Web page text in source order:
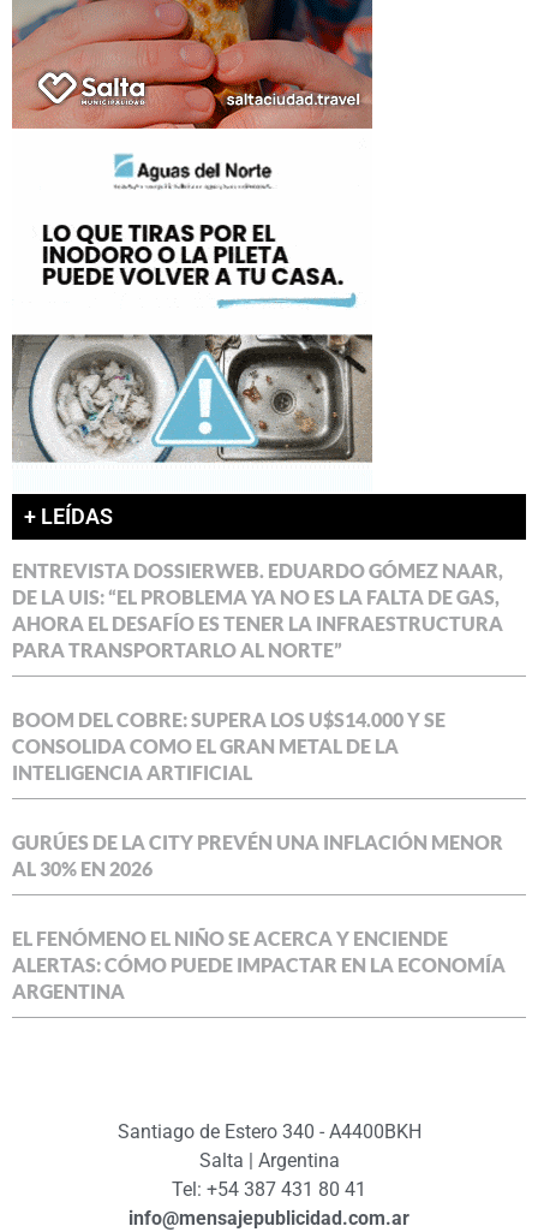
+ LEÍDAS
ENTREVISTA DOSSIERWEB. EDUARDO GÓMEZ NAAR,
DE LA UIS: “EL PROBLEMA YA NO ES LA FALTA DE GAS,
AHORA EL DESAFÍO ES TENER LA INFRAESTRUCTURA
PARA TRANSPORTARLO AL NORTE”
BOOM DEL COBRE: SUPERA LOS U$S14.000 Y SE
CONSOLIDA COMO EL GRAN METAL DE LA
INTELIGENCIA ARTIFICIAL
GURÚES DE LA CITY PREVÉN UNA INFLACIÓN MENOR
AL 30% EN 2026
EL FENÓMENO EL NIÑO SE ACERCA Y ENCIENDE
ALERTAS: CÓMO PUEDE IMPACTAR EN LA ECONOMÍA
ARGENTINA
Santiago de Estero 340 - A4400BKH
Salta | Argentina
Tel: +54 387 431 80 41
info@mensajepublicidad.com.ar